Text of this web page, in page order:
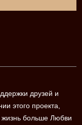
друзей и
этого проекта,
жизнь больше Любви